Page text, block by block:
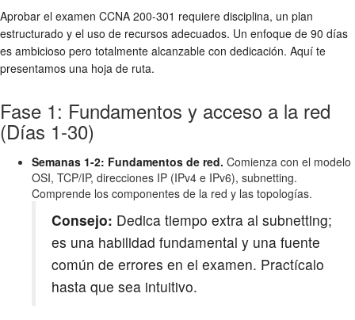
Aprobar el examen CCNA 200-301 requiere disciplina, un plan
estructurado y el uso de recursos adecuados. Un enfoque de 90 días
es ambicioso pero totalmente alcanzable con dedicación. Aquí te
presentamos una hoja de ruta.
Fase 1: Fundamentos y acceso a la red
(Días 1-30)
Semanas 1-2: Fundamentos de red. Comienza con el modelo
OSI, TCP/IP, direcciones IP (IPv4 e IPv6), subnetting.
Comprende los componentes de la red y las topologías.
Consejo: Dedica tiempo extra al subnetting;
es una habilidad fundamental y una fuente
común de errores en el examen. Practícalo
hasta que sea intuitivo.